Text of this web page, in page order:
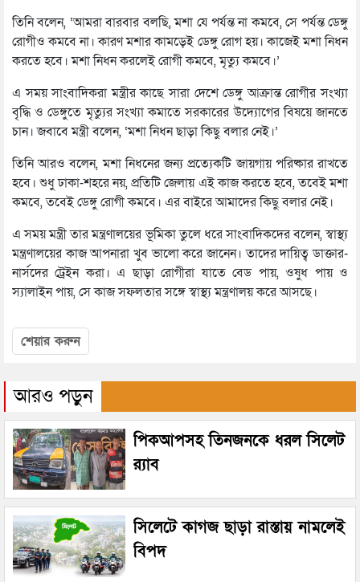
তিনি বলেন, ‘আমরা বারবার বলছি, মশা যে পর্যন্ত না কমবে, সে পর্যন্ত ডেঙ্গু
রোগীও কমবে না। কারণ মশার কামড়েই ডেঙ্গু রোগ হয়। কাজেই মশা নিধন
করতে হবে। মশা নিধন করলেই রোগী কমবে, মৃত্যু কমবে।’
এ সময় সাংবাদিকরা মন্ত্রীর কাছে সারা দেশে ডেঙ্গু আক্রান্ত রোগীর সংখ্যা
বৃদ্ধি ও ডেঙ্গুতে মৃত্যুর সংখ্যা কমাতে সরকারের উদ্যোগের বিষয়ে জানতে
চান। জবাবে মন্ত্রী বলেন, ‘মশা নিধন ছাড়া কিছু বলার নেই।’
তিনি আরও বলেন, মশা নিধনের জন্য প্রত্যেকটি জায়গায় পরিষ্কার রাখতে
হবে। শুধু ঢাকা-শহরে নয়, প্রতিটি জেলায় এই কাজ করতে হবে, তবেই মশা
কমবে, তবেই ডেঙ্গু রোগী কমবে। এর বাইরে আমাদের কিছু বলার নেই।
এ সময় মন্ত্রী তার মন্ত্রণালয়ের ভূমিকা তুলে ধরে সাংবাদিকদের বলেন, স্বাস্থ্য
মন্ত্রণালয়ের কাজ আপনারা খুব ভালো করে জানেন। তাদের দায়িত্ব ডাক্তার-
নার্সদের ট্রেইন করা। এ ছাড়া রোগীরা যাতে বেড পায়, ওষুধ পায় ও
স্যালাইন পায়, সে কাজ সফলতার সঙ্গে স্বাস্থ্য মন্ত্রণালয় করে আসছে।
শেয়ার করুন
আরও পড়ুন
পিকআপসহ তিনজনকে ধরল সিলেট
র‌্যাব
সিলেটে কাগজ ছাড়া রাস্তায় নামলেই
বিপদ